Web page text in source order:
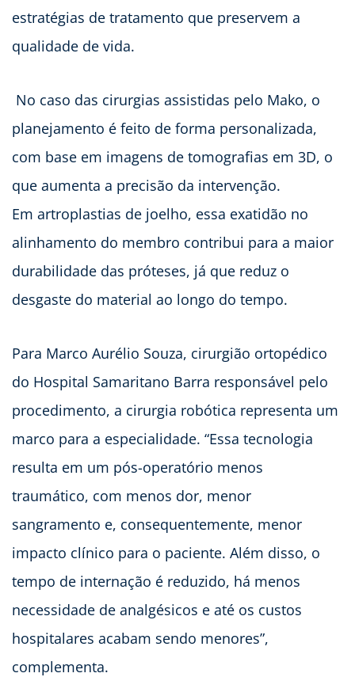
estratégias de tratamento que preservem a
qualidade de vida.
No caso das cirurgias assistidas pelo Mako, o
planejamento é feito de forma personalizada,
com base em imagens de tomografias em 3D, o
que aumenta a precisão da intervenção.
Em artroplastias de joelho, essa exatidão no
alinhamento do membro contribui para a maior
durabilidade das próteses, já que reduz o
desgaste do material ao longo do tempo.
Para Marco Aurélio Souza, cirurgião ortopédico
do Hospital Samaritano Barra responsável pelo
procedimento, a cirurgia robótica representa um
marco para a especialidade. “Essa tecnologia
resulta em um pós-operatório menos
traumático, com menos dor, menor
sangramento e, consequentemente, menor
impacto clínico para o paciente. Além disso, o
tempo de internação é reduzido, há menos
necessidade de analgésicos e até os custos
hospitalares acabam sendo menores”,
complementa.